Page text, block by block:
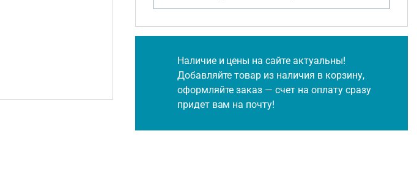
Наличие и цены на сайте актуальны!
Добавляйте товар из наличия в корзину,
оформляйте заказ — счет на оплату сразу
придет вам на почту!